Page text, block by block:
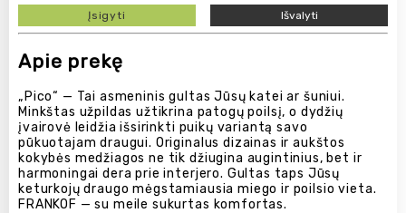
Įsigyti Išvalyti
Apie prekę
„Pico“ — Tai asmeninis gultas Jūsų katei ar šuniui.
Minkštas užpildas užtikrina patogų poilsį, o dydžių
įvairovė leidžia išsirinkti puikų variantą savo
pūkuotajam draugui. Originalus dizainas ir aukštos
kokybės medžiagos ne tik džiugina augintinius, bet ir
harmoningai dera prie interjero. Gultas taps Jūsų
keturkojų draugo mėgstamiausia miego ir poilsio vieta.
FRANKOF — su meile sukurtas komfortas.